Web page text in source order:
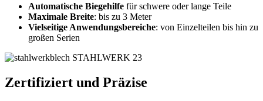
Automatische Biegehilfe für schwere oder lange Teile
Maximale Breite: bis zu 3 Meter
Vielseitige Anwendungsbereiche: von Einzelteilen bis hin zu
großen Serien
Zertifiziert und Präzise